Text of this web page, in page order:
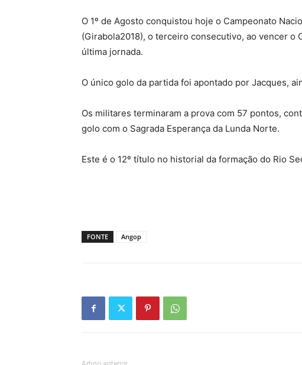
O 1º de Agosto conquistou hoje o Campeonato
(Girabola2018), o terceiro consecutivo, ao vencer o
última jornada.
O único golo da partida foi apontado por Jacques,
Os militares terminaram a prova com 57 pontos,
golo com o Sagrada Esperança da Lunda Norte.
Este é o 12º título no historial da formação do Rio
FONTE Angop